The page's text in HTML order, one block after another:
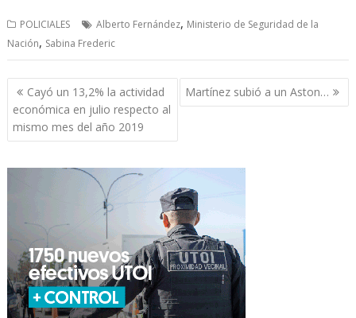
POLICIALES Alberto Fernández, Ministerio de Seguridad de la
Nación, Sabina Frederic
Navegación
de
entradas
Cayó un 13,2% la actividad
económica en julio respecto al
mismo mes del año 2019
Martínez subió a un Aston…